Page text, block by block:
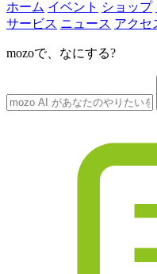
ホーム イベント ショップ
サービス ニュース アクセ
mozoで、なにする?